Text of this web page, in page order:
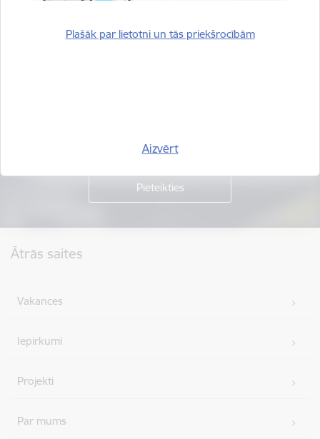
Plašāk par lietotni un tās priekšrocībām
Aizvērt
Ātrās saites
Vakances
Iepirkumi
Projekti
Par mums